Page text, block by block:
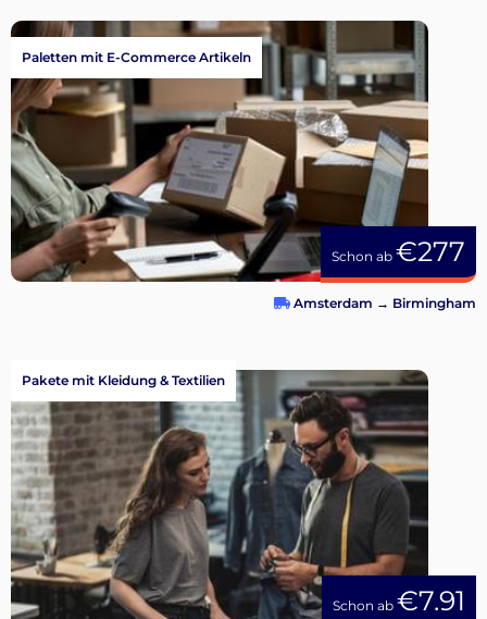
Schon ab €277
Paletten mit E-Commerce Artikeln
Amsterdam → Birmingham
Schon ab €7.91
Pakete mit Kleidung & Textilien